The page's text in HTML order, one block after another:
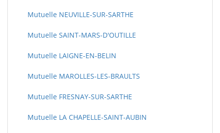
Mutuelle NEUVILLE-SUR-SARTHE
Mutuelle SAINT-MARS-D'OUTILLE
Mutuelle LAIGNE-EN-BELIN
Mutuelle MAROLLES-LES-BRAULTS
Mutuelle FRESNAY-SUR-SARTHE
Mutuelle LA CHAPELLE-SAINT-AUBIN